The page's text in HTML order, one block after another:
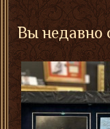
Вы недавно